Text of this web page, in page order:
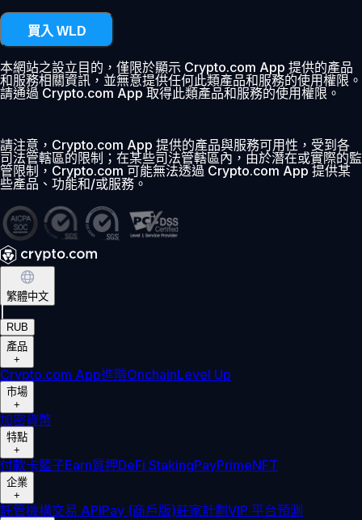
買入 WLD
本網站之設立目的，僅限於顯示 Crypto.com App 提供的產品
和服務相關資訊，並無意提供任何此類產品和服務的使用權限。
請通過 Crypto.com App 取得此類產品和服務的使用權限。
請注意，Crypto.com App 提供的產品與服務可用性，受到各
司法管轄區的限制；在某些司法管轄區內，由於潛在或實際的監
管限制，Crypto.com 可能無法透過 Crypto.com App 提供某
些產品、功能和/或服務。
繁體中文
RUB
產品
+
Crypto.com App進階OnchainLevel Up
市場
+
加密貨幣
特點
+
付款卡籃子Earn質押DeFi StakingPayPrimeNFT
企業
+
託管機構交易 APIPay (商戶版)莊家計劃VIP 平台預測